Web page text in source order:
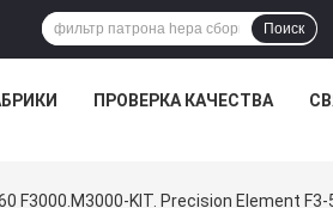
Поиск
ПРОВЕРКА КАЧЕСТВА
F3000.M3000-KIT. Precision Element